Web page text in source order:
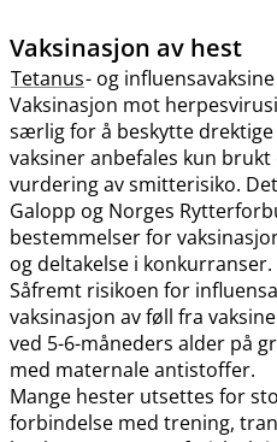
Vaksinasjon av hest
Tetanus- og
Vaksinasjon mot
særlig for å beskytte
vaksiner anbefales kun
vurdering av smitterisiko.
Galopp og Norges
bestemmelser for
og deltakelse i konkurranser.
Såfremt risikoen for
vaksinasjon av føll fra
ved 5-6-måneders alder på
med maternale antistoffer.
Mange hester utsettes for
forbindelse med trening,